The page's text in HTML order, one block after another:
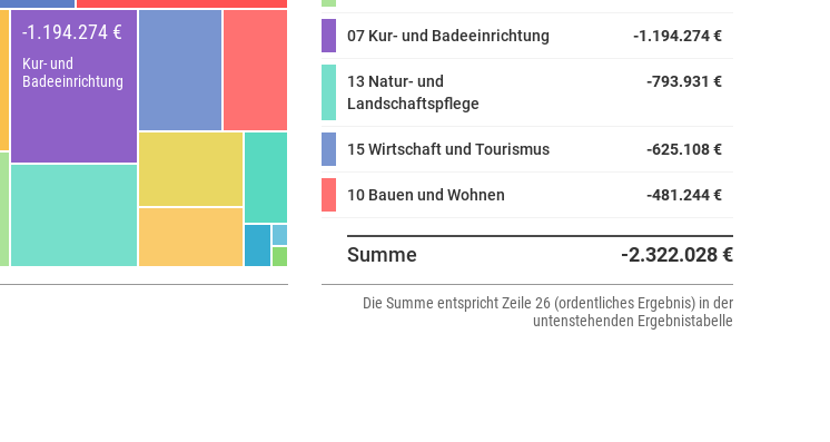
-1.194.274 €
Kur- und
Badeeinrichtung
07 Kur- und Badeeinrichtung -1.194.274 €
13 Natur- und
Landschaftspflege
-793.931 €
15 Wirtschaft und Tourismus -625.108 €
10 Bauen und Wohnen -481.244 €
08 Sportförderung -477.419 €
11 Ver- und Entsorgung 383.000 €
04 Kultur- und Wissenschaft -246.629 €
Summe -2.322.028 €
Die Summe entspricht Zeile 26 (ordentliches Ergebnis) in der
untenstehenden Ergebnistabelle